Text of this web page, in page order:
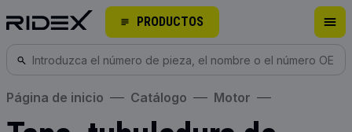
PRODUCTOS
Página de inicio Catálogo Motor